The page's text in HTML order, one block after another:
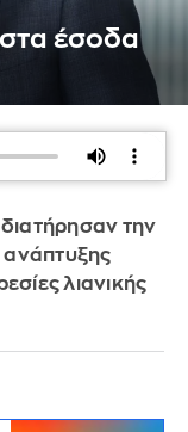
έσοδα
την
ανάπτυξης
λιανικής